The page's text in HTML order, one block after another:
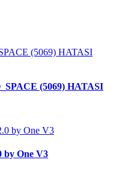
(5069) HATASI
by One V3